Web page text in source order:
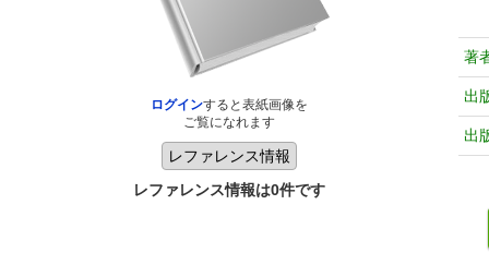
ログインすると表紙画像を
ご覧になれます
レファレンス情報は0件です
著
出
出